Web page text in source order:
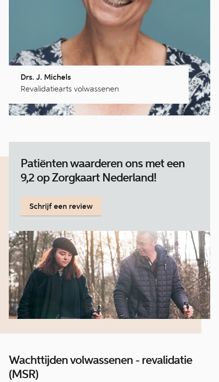
Drs. J. Michels
Revalidatiearts volwassenen
Patiënten waarderen ons met een
9,2 op Zorgkaart Nederland!
Schrijf een review
Wachttijden volwassenen - revalidatie
(MSR)